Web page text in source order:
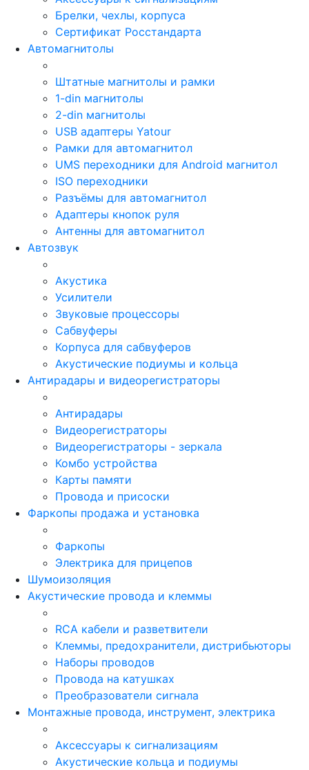
Брелки, чехлы, корпуса
Сертификат Росстандарта
Автомагнитолы
Штатные магнитолы и рамки
1-din магнитолы
2-din магнитолы
USB адаптеры Yatour
Рамки для автомагнитол
UMS переходники для Android магнитол
ISO переходники
Разъёмы для автомагнитол
Адаптеры кнопок руля
Антенны для автомагнитол
Автозвук
Акустика
Усилители
Звуковые процессоры
Сабвуферы
Корпуса для сабвуферов
Акустические подиумы и кольца
Антирадары и видеорегистраторы
Антирадары
Видеорегистраторы
Видеорегистраторы - зеркала
Комбо устройства
Карты памяти
Провода и присоски
Фаркопы продажа и установка
Фаркопы
Электрика для прицепов
Шумоизоляция
Акустические провода и клеммы
RCA кабели и разветвители
Клеммы, предохранители, дистрибьюторы
Наборы проводов
Провода на катушках
Преобразователи сигнала
Монтажные провода, инструмент, электрика
Аксессуары к сигнализациям
Акустические кольца и подиумы